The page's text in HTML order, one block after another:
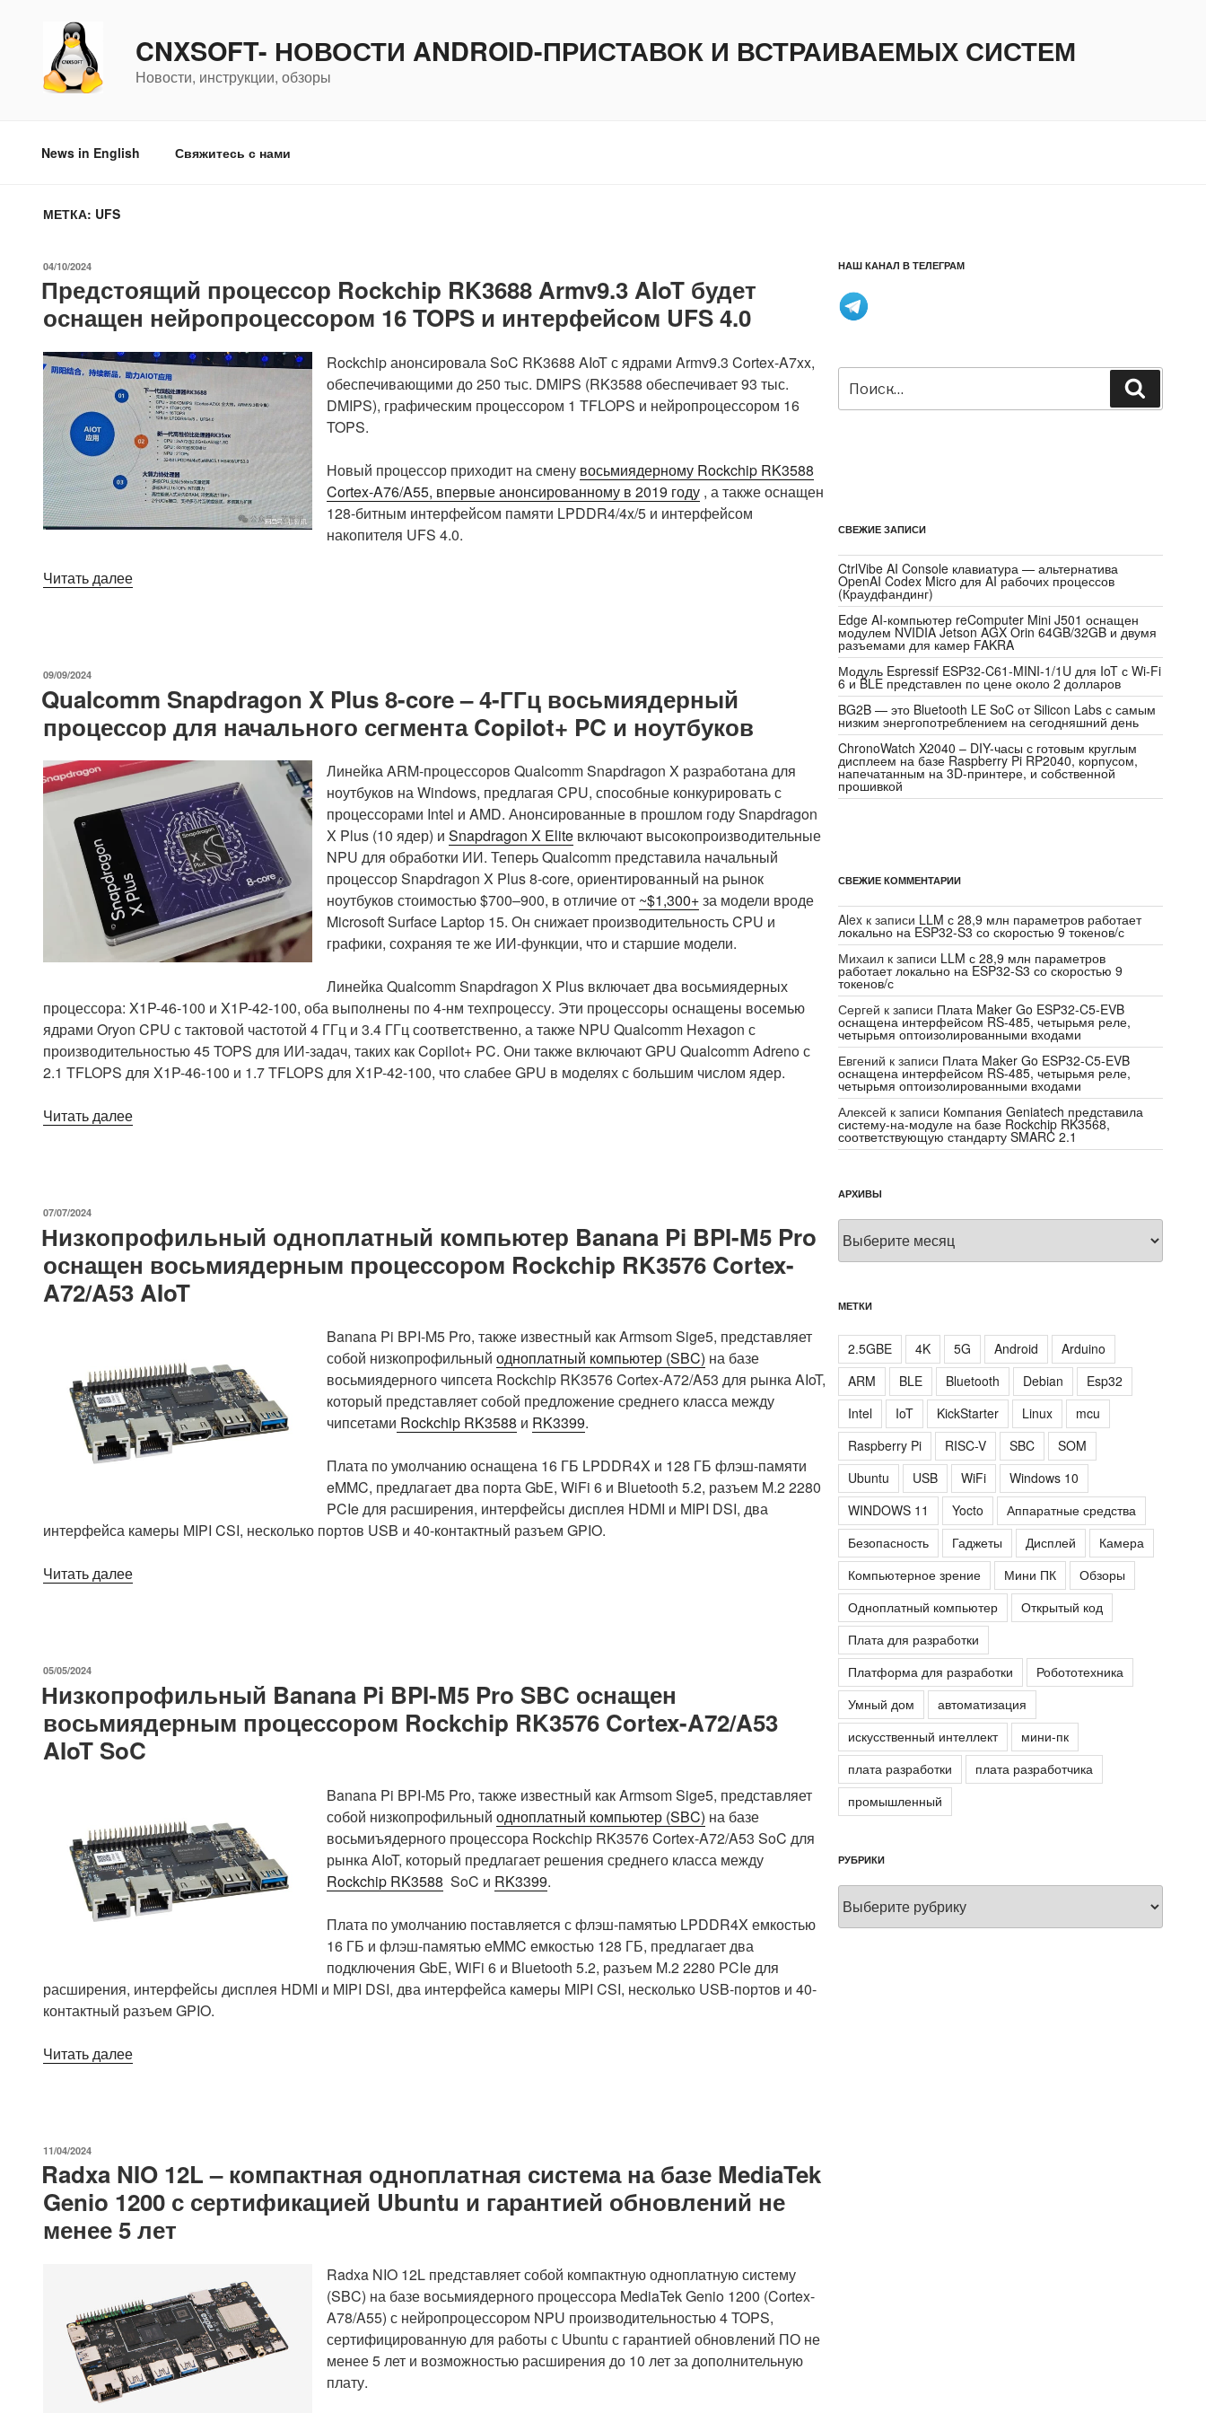
содержимому
CNXSOFT- НОВОСТИ ANDROID-ПРИСТАВОК И ВСТРАИВАЕМЫХ СИСТЕМ
Новости, инструкции, обзоры
News in English Свяжитесь с нами
МЕТКА: UFS
ОПУБЛИКОВАНО
04/10/2024
Предстоящий процессор Rockchip RK3688 Armv9.3 AIoT будет
оснащен нейропроцессором 16 TOPS и интерфейсом UFS 4.0
Rockchip анонсировала SoC RK3688 AIoT с ядрами Armv9.3 Cortex-A7xx,
обеспечивающими до 250 тыс. DMIPS (RK3588 обеспечивает 93 тыс.
DMIPS), графическим процессором 1 TFLOPS и нейропроцессором 16
TOPS.
Новый процессор приходит на смену восьмиядерному Rockchip RK3588
Cortex-A76/A55, впервые анонсированному в 2019 году , а также оснащен
128-битным интерфейсом памяти LPDDR4/4x/5 и интерфейсом
накопителя UFS 4.0.
Читать далее«Предстоящий
будет
оснащен
16
TOPS
и
интерфейсом
UFS
4.0»
ОПУБЛИКОВАНО
09/09/2024
Qualcomm Snapdragon X Plus 8-core – 4-ГГц восьмиядерный
процессор для начального сегмента Copilot+ PC и ноутбуков
Линейка ARM-процессоров Qualcomm Snapdragon X разработана для
ноутбуков на Windows, предлагая CPU, способные конкурировать с
процессорами Intel и AMD. Анонсированные в прошлом году Snapdragon
X Plus (10 ядер) и Snapdragon X Elite включают высокопроизводительные
NPU для обработки ИИ. Теперь Qualcomm представила начальный
процессор Snapdragon X Plus 8-core, ориентированный на рынок
ноутбуков стоимостью $700–900, в отличие от ~$1,300+за модели вроде
Microsoft Surface Laptop 15. Он снижает производительность CPU и
графики, сохраняя те же ИИ-функции, что и старшие модели.
Линейка Qualcomm Snapdragon X Plus включает два восьмиядерных
процессора: X1P-46-100 и X1P-42-100, оба выполнены по 4-нм техпроцессу. Эти процессоры оснащены восемью
ядрами Oryon CPU с тактовой частотой 4 ГГц и 3.4 ГГц соответственно, а также NPU Qualcomm Hexagon с
производительностью 45 TOPS для ИИ-задач, таких как Copilot+ PC. Они также включают GPU Qualcomm Adreno с
2.1 TFLOPS для X1P-46-100 и 1.7 TFLOPS для X1P-42-100, что слабее GPU в моделях с большим числом ядер.
Читать далее«Qualcomm
–
4-
ГГц
восьмиядерный
начального
сегмента
Copilot+
PC
и
ОПУБЛИКОВАНО
07/07/2024
Низкопрофильный одноплатный компьютер Banana Pi BPI-M5 Pro
оснащен восьмиядерным процессором Rockchip RK3576 Cortex-
A72/A53 AIoT
Banana Pi BPI-M5 Pro, также известный как Armsom Sige5, представляет
собой низкопрофильный одноплатный компьютер (SBC) на базе
восьмиядерного чипсета Rockchip RK3576 Cortex-A72/A53 для рынка AIoT,
который представляет собой предложение среднего класса между
чипсетами Rockchip RK3588 и RK3399.
Плата по умолчанию оснащена 16 ГБ LPDDR4X и 128 ГБ флэш-памяти
eMMC, предлагает два порта GbE, WiFi 6 и Bluetooth 5.2, разъем M.2 2280
PCIe для расширения, интерфейсы дисплея HDMI и MIPI DSI, два
интерфейса камеры MIPI CSI, несколько портов USB и 40-контактный разъем GPIO.
Читать далее«Низкопрофильный
M5
Pro
оснащен
восьмиядерным
RK3576
Cortex-
A72/A53
AIoT»
ОПУБЛИКОВАНО
05/05/2024
Низкопрофильный Banana Pi BPI-M5 Pro SBC оснащен
восьмиядерным процессором Rockchip RK3576 Cortex-A72/A53
AIoT SoC
Banana Pi BPI-M5 Pro, также известный как Armsom Sige5, представляет
собой низкопрофильный одноплатный компьютер (SBC) на базе
восьмиъядерного процессора Rockchip RK3576 Cortex-A72/A53 SoC для
рынка AIoT, который предлагает решения среднего класса между
Rockchip RK3588 SoC и RK3399.
Плата по умолчанию поставляется с флэш-памятью LPDDR4X емкостью
16 ГБ и флэш-памятью eMMC емкостью 128 ГБ, предлагает два
подключения GbE, WiFi 6 и Bluetooth 5.2, разъем M.2 2280 PCIe для
расширения, интерфейсы дисплея HDMI и MIPI DSI, два интерфейса камеры MIPI CSI, несколько USB-портов и 40-
контактный разъем GPIO.
Читать далее«Низкопрофильный
SBC
оснащен
восьмиядерным
процессором
Cortex-
A72/A53
AIoT
SoC»
ОПУБЛИКОВАНО
11/04/2024
Radxa NIO 12L – компактная одноплатная система на базе MediaTek
Genio 1200 с сертификацией Ubuntu и гарантией обновлений не
менее 5 лет
Radxa NIO 12L представляет собой компактную одноплатную систему
(SBC) на базе восьмиядерного процессора MediaTek Genio 1200 (Cortex-
A78/A55) с нейропроцессором NPU производительностью 4 TOPS,
сертифицированную для работы с Ubuntu с гарантией обновлений ПО не
менее 5 лет и возможностью расширения до 10 лет за дополнительную
плату.
НАШ КАНАЛ В ТЕЛЕГРАМ
Искать:
СВЕЖИЕ ЗАПИСИ
CtrlVibe AI Console клавиатура — альтернатива
OpenAI Codex Micro для AI рабочих процессов
(Краудфандинг)
Edge AI-компьютер reComputer Mini J501 оснащен
модулем NVIDIA Jetson AGX Orin 64GB/32GB и двумя
разъемами для камер FAKRA
Модуль Espressif ESP32-C61-MINI-1/1U для IoT с Wi-Fi
6 и BLE представлен по цене около 2 долларов
BG2B — это Bluetooth LE SoC от Silicon Labs с самым
низким энергопотреблением на сегодняшний день
ChronoWatch X2040 – DIY-часы с готовым круглым
дисплеем на базе Raspberry Pi RP2040, корпусом,
напечатанным на 3D-принтере, и собственной
прошивкой
СВЕЖИЕ КОММЕНТАРИИ
Alex к записи LLM с 28,9 млн параметров работает
локально на ESP32-S3 со скоростью 9 токенов/с
Михаил к записи LLM с 28,9 млн параметров
работает локально на ESP32-S3 со скоростью 9
токенов/с
Сергей к записи Плата Maker Go ESP32-C5-EVB
оснащена интерфейсом RS-485, четырьмя реле,
четырьмя оптоизолированными входами
Евгений к записи Плата Maker Go ESP32-C5-EVB
оснащена интерфейсом RS-485, четырьмя реле,
четырьмя оптоизолированными входами
Алексей к записи Компания Geniatech представила
систему-на-модуле на базе Rockchip RK3568,
соответствующую стандарту SMARC 2.1
АРХИВЫ
Архивы
МЕТКИ
2.5GBE 4K 5G Android
Arduino
ARM
BLE Bluetooth Debian
Esp32
Intel
IoT KickStarter Linux
mcu
Raspberry Pi
RISC-V SBC
SOM
Ubuntu
USB WiFi
Windows 10
WINDOWS 11
Yocto
Аппаратные средства
Безопасность
Гаджеты Дисплей
Камера
Компьютерное зрение
Мини ПК
Обзоры
Одноплатный компьютер
Открытый код
Плата для разработки
Платформа для разработки
Робототехника
Умный дом
автоматизация
искусственный интеллект
мини-пк
плата разработки
плата разработчика
промышленный
РУБРИКИ
Рубрики